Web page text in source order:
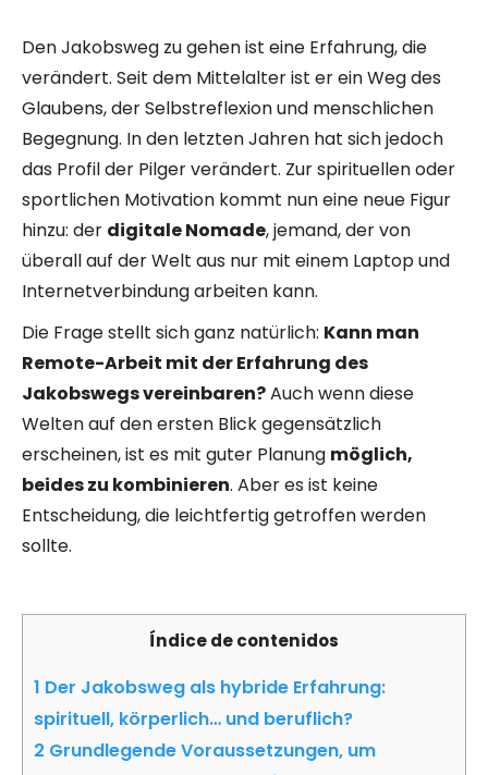
Den Jakobsweg zu gehen ist eine Erfahrung, die
verändert. Seit dem Mittelalter ist er ein Weg des
Glaubens, der Selbstreflexion und menschlichen
Begegnung. In den letzten Jahren hat sich jedoch
das Profil der Pilger verändert. Zur spirituellen oder
sportlichen Motivation kommt nun eine neue Figur
hinzu: der digitale Nomade, jemand, der von
überall auf der Welt aus nur mit einem Laptop und
Internetverbindung arbeiten kann.
Die Frage stellt sich ganz natürlich: Kann man
Remote-Arbeit mit der Erfahrung des
Jakobswegs vereinbaren?Auch wenn diese
Welten auf den ersten Blick gegensätzlich
erscheinen, ist es mit guter Planung möglich,
beides zu kombinieren. Aber es ist keine
Entscheidung, die leichtfertig getroffen werden
sollte.
Índice de contenidos
1 Der Jakobsweg als hybride Erfahrung:
spirituell, körperlich… und beruflich?
2 Grundlegende Voraussetzungen, um